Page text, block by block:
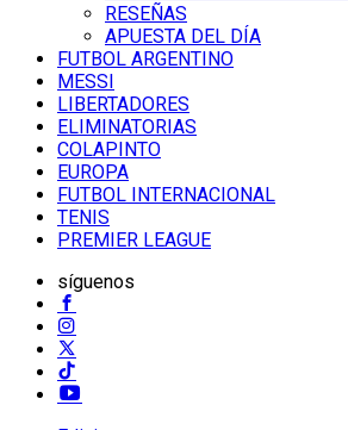
RESEÑAS
APUESTA DEL DÍA
FUTBOL ARGENTINO
MESSI
LIBERTADORES
ELIMINATORIAS
COLAPINTO
EUROPA
FUTBOL INTERNACIONAL
TENIS
PREMIER LEAGUE
síguenos